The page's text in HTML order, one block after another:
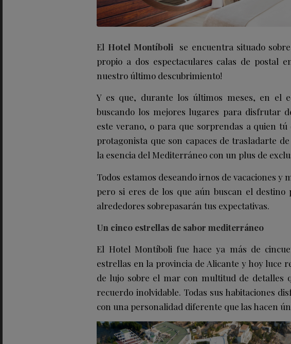
El Hotel Montíboli
se encuentra situado
propio a dos espectaculares calas de postal
nuestro último descubrimiento!
Y es que, durante los últimos meses, en el
buscando los mejores lugares para disfrutar
este verano, o para que sorprendas a quien
protagonista que son capaces de trasladarte
la esencia del Mediterráneo con un plus de
Todos estamos deseando irnos de vacaciones y
pero si eres de los que aún buscan el destino
alrededores sobrepasarán tus expectativas.
Un cinco estrellas de sabor mediterráneo
El Hotel Montíboli fue hace ya más de
estrellas en la provincia de Alicante y hoy luce
de lujo sobre el mar con multitud de detalles
recuerdo inolvidable. Todas sus habitaciones
con una personalidad diferente que las hacen